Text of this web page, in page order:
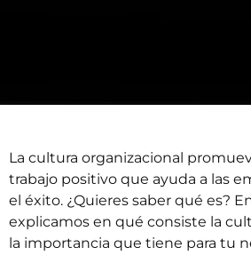
La cultura organizacional
trabajo positivo que ayuda a las
el éxito. ¿Quieres saber qué es?
explicamos en qué consiste la
la importancia que tiene para tu